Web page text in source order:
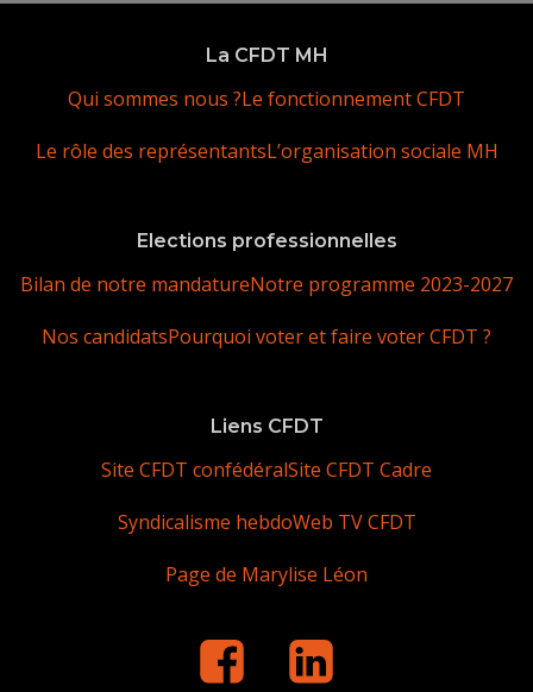
La CFDT MH
Qui sommes nous ?Le fonctionnement CFDT
Le rôle des représentantsL’organisation sociale MH
Elections professionnelles
Bilan de notre mandatureNotre programme 2023-2027
Nos candidatsPourquoi voter et faire voter CFDT ?
Liens CFDT
Site CFDT confédéralSite CFDT Cadre
Syndicalisme hebdoWeb TV CFDT
Page de Marylise Léon